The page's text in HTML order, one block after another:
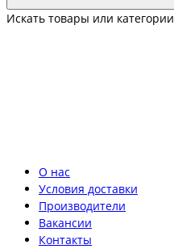
Искать товары или категории
О нас
Условия доставки
Производители
Вакансии
Контакты